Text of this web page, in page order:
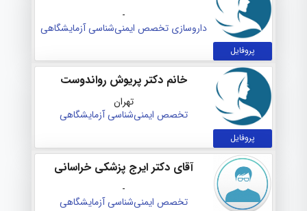
پروفایل
-
داروسازی تخصص ایمنی‌شناسی آزمایشگاهی
پروفایل
خانم دکتر پریوش رواندوست
تهران
تخصص ایمنی‌شناسی آزمایشگاهی
آقای دکتر ایرج پزشکی خراسانی
-
تخصص ایمنی‌شناسی آزمایشگاهی